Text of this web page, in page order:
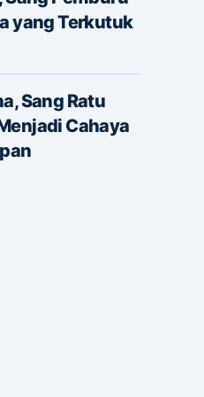
yang Terkutuk
Sang Ratu
Cahaya